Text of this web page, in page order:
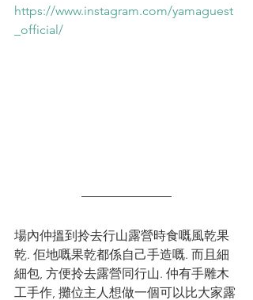
https://www.instagram.com/yamaguest
_official/
場內仲搵到拎去行山露營時食嘅風乾果
乾. 佢地嘅果乾都係自己手造嘅. 而且細
細包, 方便拎去露營同行山. 仲有手雕木
工手作, 攤位主人想做一個可以比大家露